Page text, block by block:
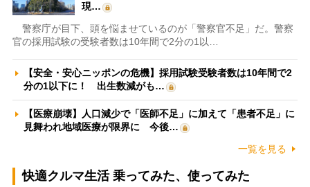
現…
警察庁が目下、頭を悩ませているのが「警察官不足」だ。警察
官の採用試験の受験者数は10年間で2分の1以…
【安全・安心ニッポンの危機】採用試験受験者数は10年間で2
分の1以下に！ 出生数減がも…
【医療崩壊】人口減少で「医師不足」に加えて「患者不足」に
見舞われ地域医療が限界に 今後…
一覧を見る
快適クルマ生活 乗ってみた、使ってみた